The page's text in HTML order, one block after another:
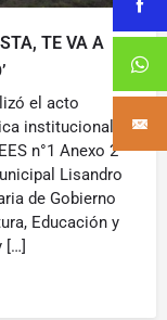
TE VA A
el acto
institucional
n°1 Anexo 2
Lisandro
de Gobierno
Educación y
[…]